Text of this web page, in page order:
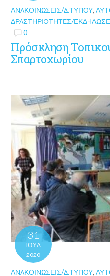
ΑΝΑΚΟΙΝΏΣΕΙΣ/Δ.ΤΎΠΟΥ,
ΔΡΑΣΤΗΡΙΌΤΗΤΕΣ/
0
Πρόσκληση
Σπαρτοχωρίου
31
ΙΟΎΛ
2020
ΑΝΑΚΟΙΝΏΣΕΙΣ/Δ.ΤΎΠΟΥ,